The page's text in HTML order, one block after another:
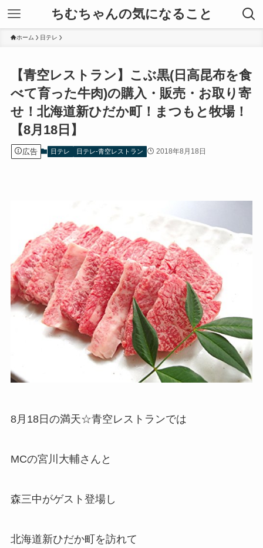
ちむちゃんの気になること
ホーム 日テレ
【青空レストラン】こぶ黒(日高昆布を食
べて育った牛肉)の購入・販売・お取り寄
せ！北海道新ひだか町！まつもと牧場！
【8月18日】
広告 日テレ 日テレ-青空レストラン 2018年8月18日
8月18日の満天☆青空レストランでは
MCの宮川大輔さんと
森三中がゲスト登場し
北海道新ひだか町を訪れて